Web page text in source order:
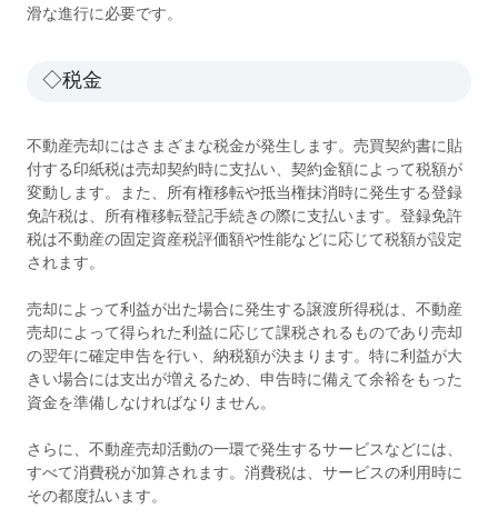
滑な進行に必要です。
◇税金
不動産売却にはさまざまな税金が発生します。売買契約書に貼
付する印紙税は売却契約時に支払い、契約金額によって税額が
変動します。また、所有権移転や抵当権抹消時に発生する登録
免許税は、所有権移転登記手続きの際に支払います。登録免許
税は不動産の固定資産税評価額や性能などに応じて税額が設定
されます。
売却によって利益が出た場合に発生する譲渡所得税は、不動産
売却によって得られた利益に応じて課税されるものであり売却
の翌年に確定申告を行い、納税額が決まります。特に利益が大
きい場合には支出が増えるため、申告時に備えて余裕をもった
資金を準備しなければなりません。
さらに、不動産売却活動の一環で発生するサービスなどには、
すべて消費税が加算されます。消費税は、サービスの利用時に
その都度払います。